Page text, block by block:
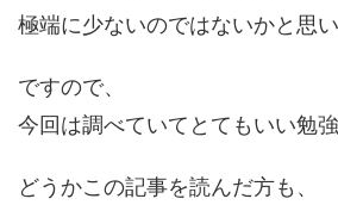
極端に少ないのではないかと思い
ですので、
今回は調べていてとてもいい勉
どうかこの記事を読んだ方も、